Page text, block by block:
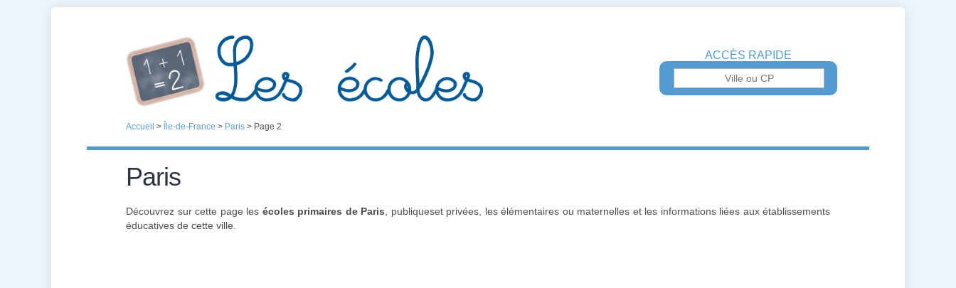
ACCÈS RAPIDE
Accueil > Île-de-France > Paris > Page 2
Paris
Découvrez sur cette page les écoles primaires de Paris , publiqueset privées, les élémentaires ou maternelles et les informations liées aux établissements
éducatives de cette ville.